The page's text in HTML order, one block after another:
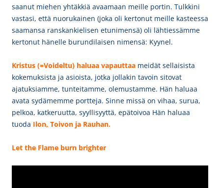
saanut miehen yhtäkkiä avaamaan meille portin. Tulkkini
vastasi, että nuorukainen (joka oli kertonut meille kasteessa
saamansa ranskankielisen etunimensä) oli lähtiessämme
kertonut hänelle burundilaisen nimensä: Kyynel.
Kristus (=Voideltu) haluaa vapauttaa meidät sellaisista
kokemuksista ja asioista, jotka jollakin tavoin sitovat
ajatuksiamme, tunteitamme, olemustamme. Hän haluaa
avata sydämemme portteja. Sinne missä on vihaa, surua,
pelkoa, katkeruutta, syyllisyyttä, epätoivoa Hän haluaa
tuoda Ilon, Toivon ja Rauhan.
Let the Flame burn brighter